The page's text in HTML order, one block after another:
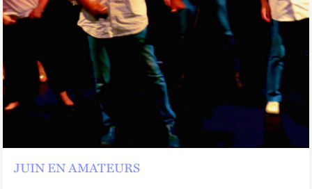
JUIN EN AMATEURS